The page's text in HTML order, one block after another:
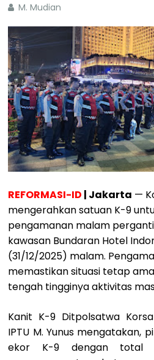
M. Mudian
REFORMASI-ID | Jakarta —
mengerahkan satuan K-9
pengamanan malam
kawasan Bundaran Hotel
(31/12/2025) malam.
memastikan situasi tetap
tengah tingginya aktivitas
Kanit K-9 Ditpolsatwa
IPTU M. Yunus mengatakan,
ekor K-9 dengan total